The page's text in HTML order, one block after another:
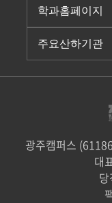
광주캠퍼스
대